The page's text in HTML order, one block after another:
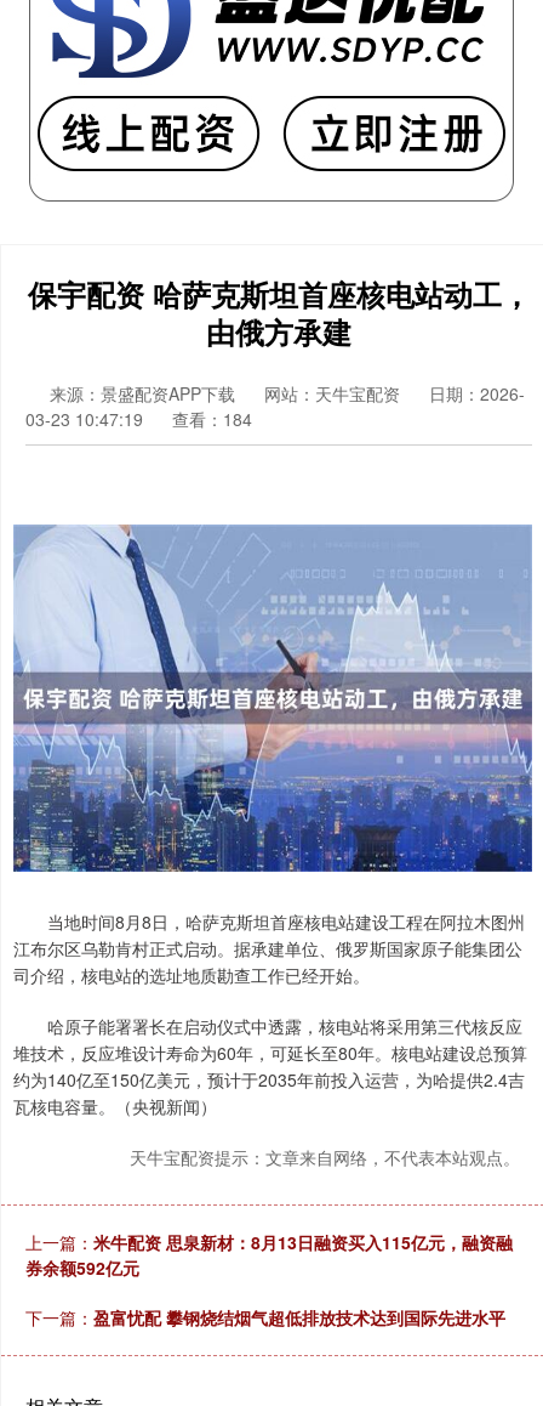
保宇配资 哈萨克斯坦首座核电站动工，
由俄方承建
来源：景盛配资APP下载 网站：天牛宝配资
日期：2026-
03-23 10:47:19
查看：184
当地时间8月8日，哈萨克斯坦首座核电站建设工程在阿拉木图州
江布尔区乌勒肯村正式启动。据承建单位、俄罗斯国家原子能集团公
司介绍，核电站的选址地质勘查工作已经开始。
哈原子能署署长在启动仪式中透露，核电站将采用第三代核反应
堆技术，反应堆设计寿命为60年，可延长至80年。核电站建设总预算
约为140亿至150亿美元，预计于2035年前投入运营，为哈提供2.4吉
瓦核电容量。（央视新闻）
天牛宝配资提示：文章来自网络，不代表本站观点。
上一篇： 米牛配资 思泉新材：8月13日融资买入115亿元，融资融
券余额592亿元
下一篇： 盈富忧配 攀钢烧结烟气超低排放技术达到国际先进水平